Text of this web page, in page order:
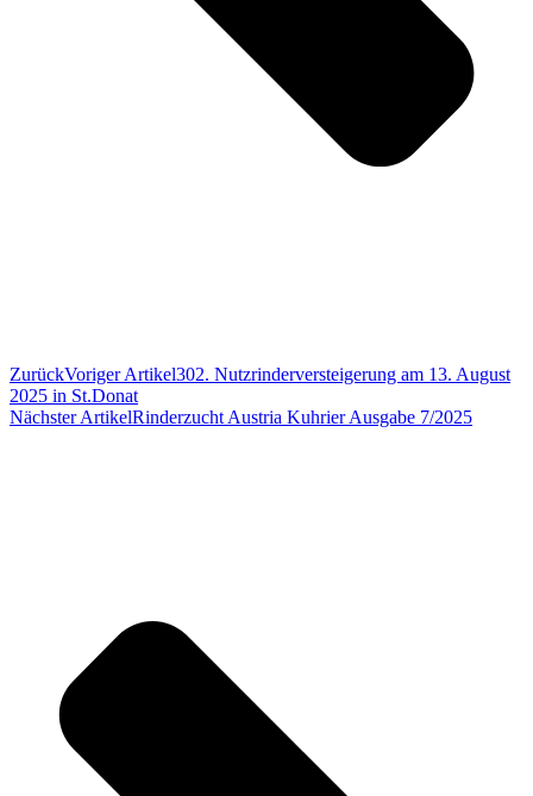
ZurückVoriger Artikel302. Nutzrinderversteigerung am 13. August
2025 in St.Donat
Nächster ArtikelRinderzucht Austria Kuhrier Ausgabe 7/2025